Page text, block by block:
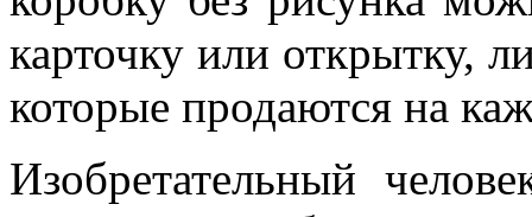
карточку или открытку,
которые продаются на
Изобретательный